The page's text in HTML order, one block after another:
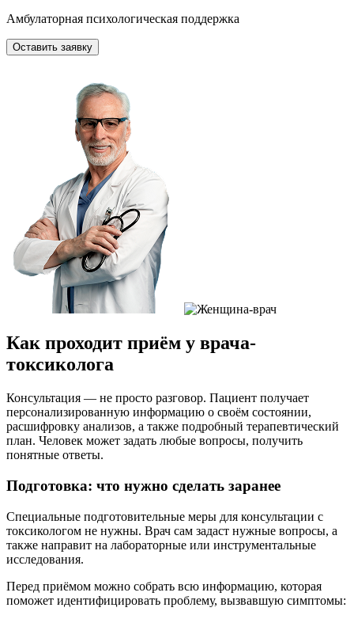
Амбулаторная психологическая поддержка
Оставить заявку
Как проходит приём у врача-
токсиколога
Консультация — не просто разговор. Пациент получает
персонализированную информацию о своём состоянии,
расшифровку анализов, а также подробный терапевтический
план. Человек может задать любые вопросы, получить
понятные ответы.
Подготовка: что нужно сделать заранее
Специальные подготовительные меры для консультации с
токсикологом не нужны. Врач сам задаст нужные вопросы, а
также направит на лабораторные или инструментальные
исследования.
Перед приёмом можно собрать всю информацию, которая
поможет идентифицировать проблему, вызвавшую симптомы: